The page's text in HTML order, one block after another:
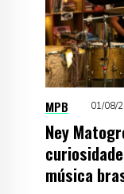
MPB 01/08/
Ney
música